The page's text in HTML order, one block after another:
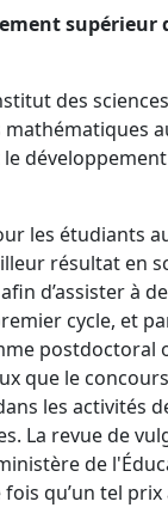
des
les étudiants
résultat en
d’assister à
cycle, et
que le
les activités
La revue de
de
qu’un tel